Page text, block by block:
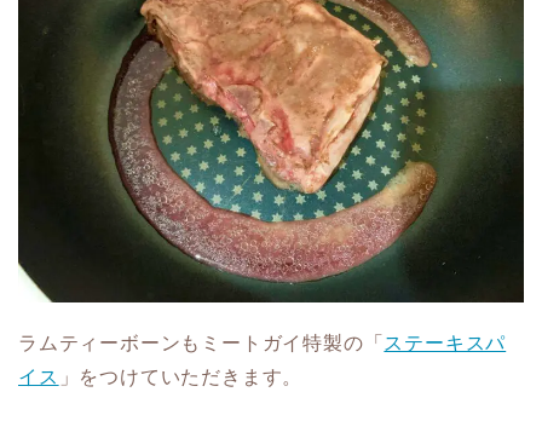
ラムティーボーンもミートガイ特製の「 ステーキスパ
イス 」をつけていただきます。